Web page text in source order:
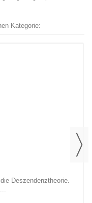
Kategorie:
Deszendenztheorie.